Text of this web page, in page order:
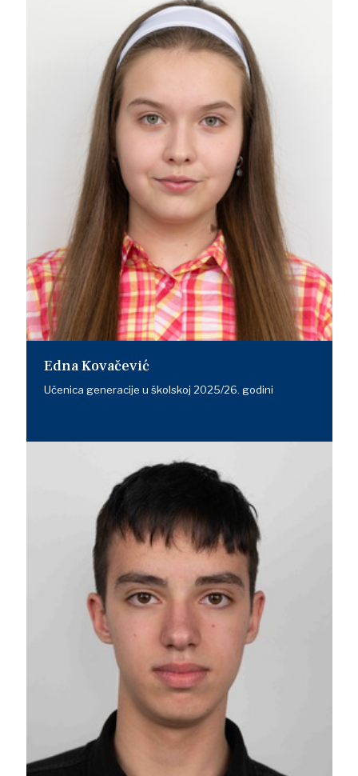
Edna Kovačević
Učenica generacije u školskoj 2025/26. godini